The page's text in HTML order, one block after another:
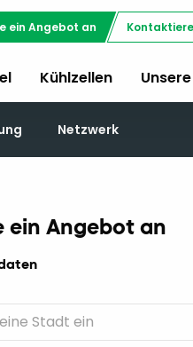
ein Angebot an
Kühlzellen
Netzwerk
ein Angebot an